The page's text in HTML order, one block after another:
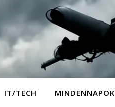
IT/TECH MINDENNAPOK